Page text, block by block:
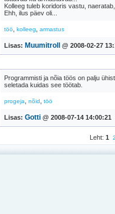
Kolleeg tuleb koridoris vastu,
Ehh, ilus päev oli...
töö kolleeg armastus
Lisas: Muumitroll @ 2008-02-27
Programmisti ja nõia töös on palju
seletada kuidas see töötab.
progeja nõid töö
Lisas: Gotti @ 2008-07-14 14:00:21
Leht: 1